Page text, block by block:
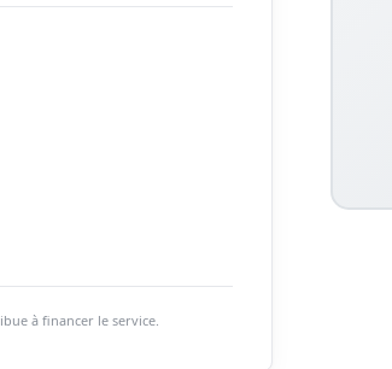
à financer le service.